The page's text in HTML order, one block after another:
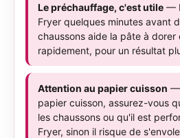
Le préchauffage, c'est utile —
Fryer quelques minutes avant
chaussons aide la pâte à dorer
rapidement, pour un résultat
Attention au papier cuisson —
papier cuisson, assurez-vous
les chaussons ou qu'il est
Fryer, sinon il risque de